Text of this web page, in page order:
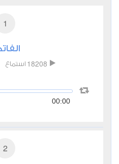
1
18208 استماع
00:00
2